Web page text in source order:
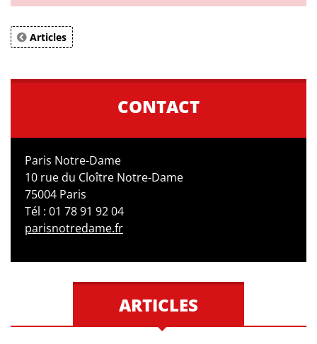
Articles
CONTACT
Paris Notre-Dame
10 rue du Cloître Notre-Dame
75004 Paris
Tél : 01 78 91 92 04
parisnotredame.fr
ARTICLES